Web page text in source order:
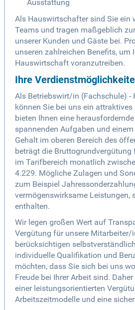
Ausstattung
Als Hauswirtschafter sind Sie ein
Teams und tragen maßgeblich
unserer Kunden und Gäste bei.
unseren zahlreichen Benefits, um
Hauswirtschaft voranzutreiben.
Ihre
Als Betriebswirt/in (Fachschule) -
können Sie bei uns ein
bieten Ihnen eine
spannenden Aufgaben und
Gehalt im oberen Bereich des
beträgt die
im Tarifbereich monatlich
4.229. Mögliche Zulagen und
zum Beispiel
vermögenswirksame Leistungen,
enthalten.
Wir legen großen Wert auf
Vergütung für unsere Mitarbeiter/
berücksichtigen
individuelle Qualifikation und
möchten, dass Sie sich bei uns
Freude bei Ihrer Arbeit sind.
einer leistungsorientierten
Arbeitszeitmodelle und eine